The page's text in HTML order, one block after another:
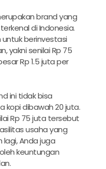
brand yang
di Indonesia.
berinvestasi
yakni senilai Rp 75
Rp 1.5 juta per
ini tidak bisa
kopi dibawah 20 juta.
Rp 75 juta tersebut
usaha yang
lagi, Anda juga
keuntungan